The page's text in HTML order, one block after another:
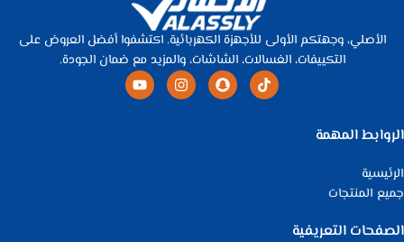
الأصلي، وجهتكم الأولى للأجهزة الكهربائية. اكتشفوا أفضل العروض على
التكييفات، الغسالات، الشاشات، والمزيد مع ضمان الجودة.
الروابط المهمة
الرئيسية
جميع المنتجات
الصفحات التعريفية